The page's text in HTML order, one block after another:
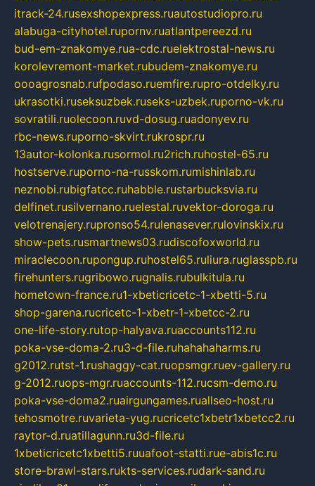
itrack-24.rusexshopexpress.ruautostudiopro.ru
alabuga-cityhotel.rupornv.ruatlantpereezd.ru
bud-em-znakomye.rua-cdc.ruelektrostal-news.ru
korolevremont-market.rubudem-znakomye.ru
oooagrosnab.rufpodaso.ruemfire.rupro-otdelky.ru
ukrasotki.ruseksuzbek.ruseks-uzbek.ruporno-vk.ru
sovratili.ruolecoon.ruvd-dosug.ruadonyev.ru
rbc-news.ruporno-skvirt.rukrospr.ru
13autor-kolonka.rusormol.ru2rich.ruhostel-65.ru
hostserve.ruporno-na-russkom.rumishinlab.ru
neznobi.rubigfatcc.ruhabble.rustarbucksvia.ru
delfinet.rusilvernano.ruelestal.ruvektor-doroga.ru
velotrenajery.rupronso54.rulenasever.rulovinskix.ru
show-pets.rusmartnews03.rudiscofoxworld.ru
miraclecoon.rupongup.ruhostel65.ruliura.ruglasspb.ru
firehunters.rugribowo.rugnalis.rubulkitula.ru
hometown-france.ru1-xbeticricetc-1-xbetti-5.ru
shop-garena.rucricetc-1-xbetr-1-xbetcc-2.ru
one-life-story.rutop-halyava.ruaccounts112.ru
poka-vse-doma-2.ru3-d-file.ruhahahaharms.ru
g2012.rutst-1.rushaggy-cat.ruopsmgr.ruev-gallery.ru
g-2012.ruops-mgr.ruaccounts-112.rucsm-demo.ru
poka-vse-doma2.ruairgungames.ruallseo-host.ru
tehosmotre.ruvarieta-yug.rucricetc1xbetr1xbetcc2.ru
raytor-d.ruatillagunn.ru3d-file.ru
1xbeticricetc1xbetti5.ruuafoot-statti.rue-abis1c.ru
store-brawl-stars.rukts-services.rudark-sand.ru